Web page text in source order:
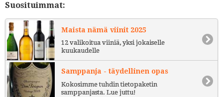
Suosituimmat:
Maista nämä viinit 2025
12 valikoitua viiniä, yksi jokaiselle
kuukaudelle
Samppanja - täydellinen opas
Kokosimme tuhdin tietopaketin
samppanjasta. Lue juttu!